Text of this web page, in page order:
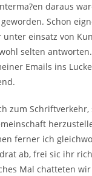
daraus
Schon
unter einsatz von
selten
Emails ins
zum Schriftverkehr,
ferner ich
ab, frei sic ihr
Mal chatteten